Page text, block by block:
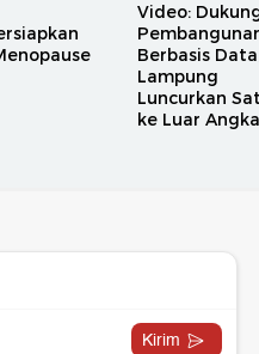
Video:
Berbasis
Lampung
Luncurkan
ke Luar